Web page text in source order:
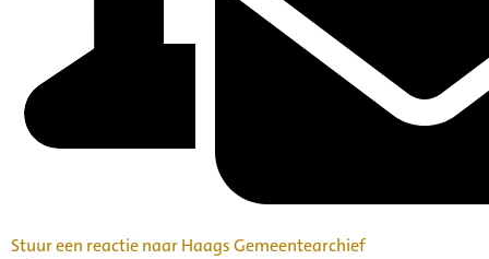
Stuur een reactie naar Haags Gemeentearchief